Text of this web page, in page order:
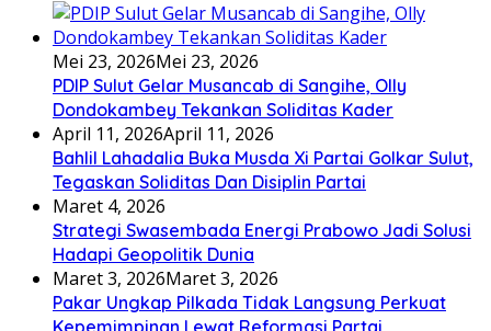
Mei 23, 2026Mei 23, 2026
PDIP Sulut Gelar Musancab di Sangihe, Olly
Dondokambey Tekankan Soliditas Kader
April 11, 2026April 11, 2026
Bahlil Lahadalia Buka Musda Xi Partai Golkar Sulut,
Tegaskan Soliditas Dan Disiplin Partai
Maret 4, 2026
Strategi Swasembada Energi Prabowo Jadi Solusi
Hadapi Geopolitik Dunia
Maret 3, 2026Maret 3, 2026
Pakar Ungkap Pilkada Tidak Langsung Perkuat
Kepemimpinan Lewat Reformasi Partai